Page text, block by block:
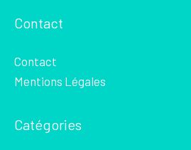
Contact
Contact
Mentions Légales
Catégories